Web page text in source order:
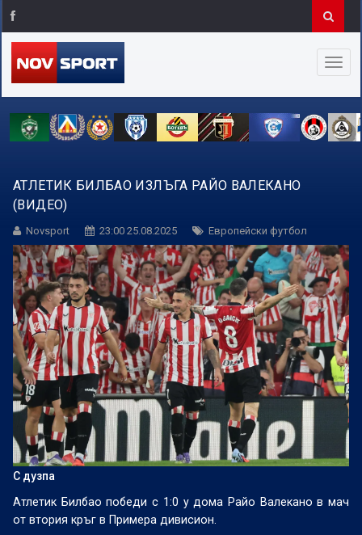
АТЛЕТИК БИЛБАО ИЗЛЪГА РАЙО ВАЛЕКАНО
(ВИДЕО)
Novsport 23:00 25.08.2025 Европейски футбол
С дузпа
Атлетик Билбао победи с 1:0 у дома Райо Валекано в мач
от втория кръг в Примера дивисион.